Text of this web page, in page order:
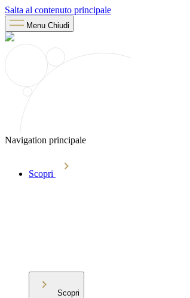
Salta al contenuto principale
Menu Chiudi
Navigation principale
Scopri
Scopri